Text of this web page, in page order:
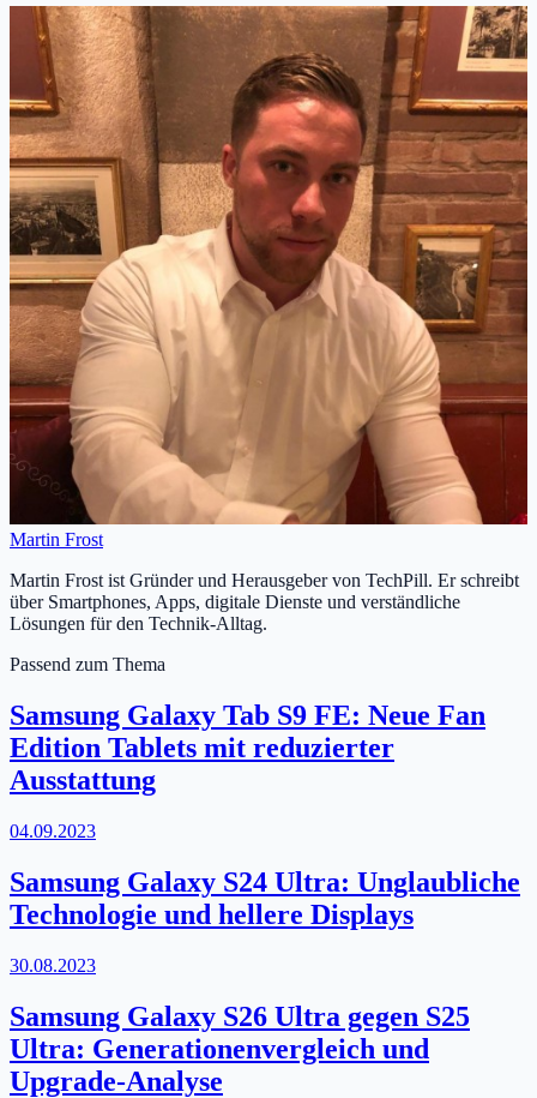
Martin Frost
Martin Frost ist Gründer und Herausgeber von TechPill. Er schreibt
über Smartphones, Apps, digitale Dienste und verständliche
Lösungen für den Technik-Alltag.
Passend zum Thema
Samsung Galaxy Tab S9 FE: Neue Fan
Edition Tablets mit reduzierter
Ausstattung
04.09.2023
Samsung Galaxy S24 Ultra: Unglaubliche
Technologie und hellere Displays
30.08.2023
Samsung Galaxy S26 Ultra gegen S25
Ultra: Generationenvergleich und
Upgrade-Analyse